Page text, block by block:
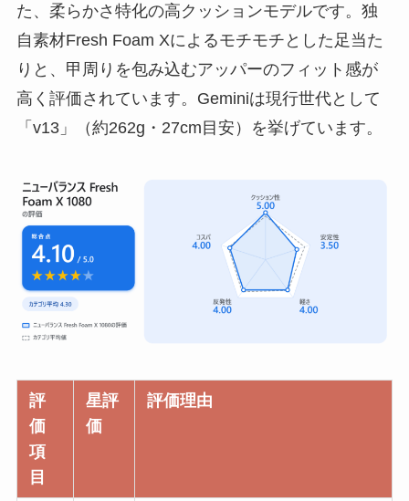
た、柔らかさ特化の高クッションモデルです。独
自素材Fresh Foam Xによるモチモチとした足当た
りと、甲周りを包み込むアッパーのフィット感が
高く評価されています。Geminiは現行世代として
「v13」（約262g・27cm目安）を挙げています。
評
価
項
目
星評
価
評価理由